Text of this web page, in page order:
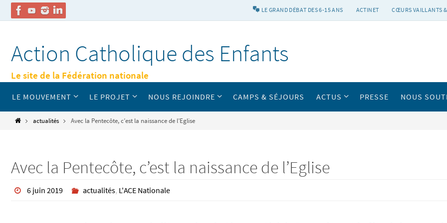
contenu
LE GRAND DÉBAT DES 6-15 ANS ACTINET CŒURS VAILLANTS
Action Catholique des Enfants
Le site de la Fédération nationale
contenu
LE MOUVEMENT LE PROJET NOUS REJOINDRE CAMPS & SÉJOURS ACTUS PRESSE NOUS
Homeactualités Avec la Pentecôte, c’est la naissance de l’Eglise
Avec la Pentecôte, c’est la naissance de l’Eglise
6 juin 2019 actualités, L'ACE Nationale